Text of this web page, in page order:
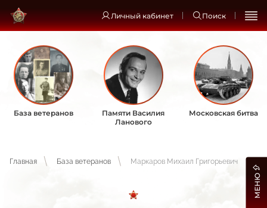
Личный кабинет Поиск
База ветеранов
Памяти Василия
Ланового
Московская битва
Главная База ветеранов Маркаров Михаил Григорьевич
МЕНЮ